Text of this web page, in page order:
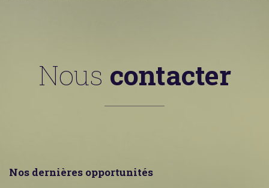
Nous contacter
Nos dernières opportunités